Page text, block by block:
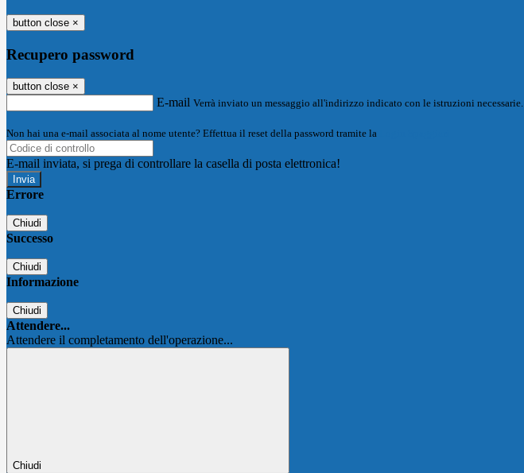
button close ×
Recupero password
button close ×
E-mail Verrà inviato un messaggio all'indirizzo indicato con le istruzioni necessarie.
Non hai una e-mail associata al nome utente? Effettua il reset della password tramite la
E-mail inviata, si prega di controllare la casella di posta elettronica!
Errore
Chiudi
Successo
Chiudi
Informazione
Chiudi
Attendere...
Attendere il completamento dell'operazione...
Chiudi